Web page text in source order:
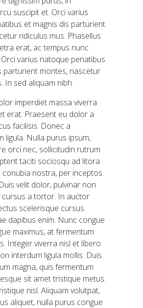
suscipit et. Orci varius
et magnis dis parturient
ridiculus mus. Phasellus
erat, ac tempus nunc
varius natoque penatibus
parturient montes, nascetur
In sed aliquam nibh.
imperdiet massa viverra
erat. Praesent eu dolor a
facilisis. Donec a
ligula. Nulla purus ipsum,
orci nec, sollicitudin rutrum
taciti sociosqu ad litora
nostra, per inceptos
velit dolor, pulvinar non
cursus a tortor. In auctor
scelerisque cursus.
dapibus enim. Nunc congue
maximus, at fermentum
Integer viverra nisl et libero
interdum ligula mollis. Duis
magna, quis fermentum
sit amet tristique metus.
nisl. Aliquam volutpat,
aliquet, nulla purus congue